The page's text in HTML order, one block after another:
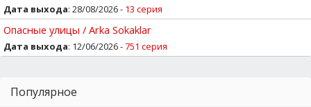
Дата выхода: 28/08/2026 - 13 серия
Опасные улицы / Arka Sokaklar
Дата выхода: 12/06/2026 -751 серия
Популярное